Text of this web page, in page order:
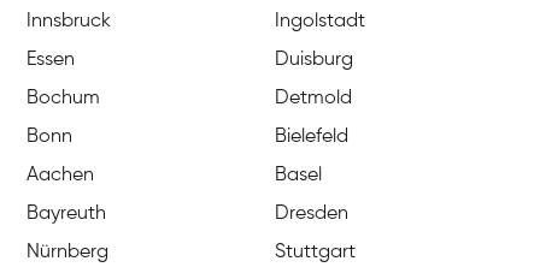
Innsbruck
Ingolstadt
Essen
Duisburg
Bochum
Detmold
Bonn
Bielefeld
Aachen
Basel
Bayreuth
Dresden
Nürnberg
Stuttgart